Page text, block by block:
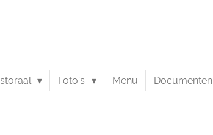
Foto's Menu Documenten